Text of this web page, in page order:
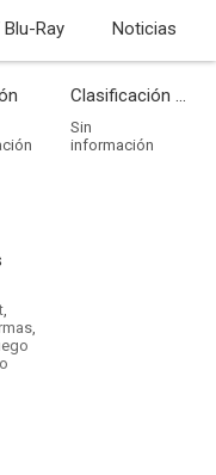
Blu-Ray Noticias
Clasificación por edades
Sin
información
,
,